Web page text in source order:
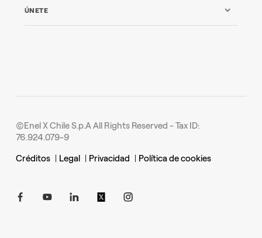
ÚNETE
©Enel X Chile S.p.A All Rights Reserved - Tax ID:
76.924.079-9
Créditos
Legal Privacidad Política de cookies